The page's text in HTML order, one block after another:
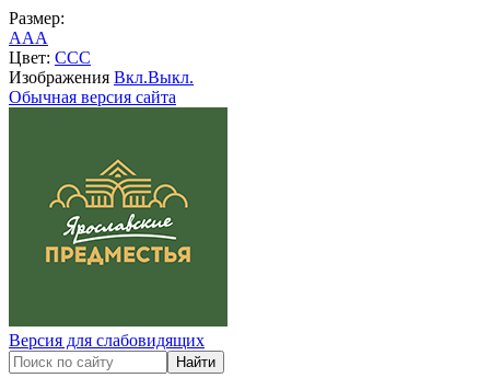
Размер:
AAA
Цвет: CCC
Изображения Вкл.Выкл.
Обычная версия сайта
Версия для слабовидящих